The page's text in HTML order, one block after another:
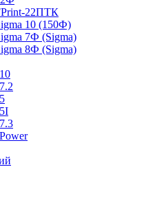
22ПТК
10 (150Ф)
7Ф (Sigma)
8Ф (Sigma)